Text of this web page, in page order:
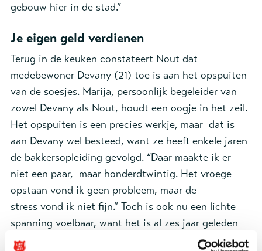
gebouw hier in de stad.”
Je eigen geld verdienen
Terug in de keuken constateert Nout dat
medebewoner Devany (21) toe is aan het opspuiten
van de soesjes. Marija, persoonlijk begeleider van
zowel Devany als Nout, houdt een oogje in het zeil.
Het opspuiten is een precies werkje, maar dat is
aan Devany wel besteed, want ze heeft enkele jaren
de bakkersopleiding gevolgd. “Daar maakte ik er
niet een paar, maar honderdtwintig. Het vroege
opstaan vond ik geen probleem, maar de
stress vond ik niet fijn.” Toch is ook nu een lichte
spanning voelbaar, want het is al zes jaar geleden
dat ze voor het laatst een soesje maakte. “Ik vind